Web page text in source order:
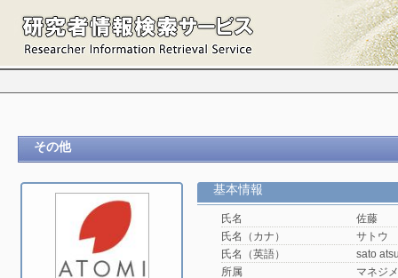
その他
基本情報
氏名
佐藤
氏名（カナ）
サトウ
氏名（英語）
sato
所属
マネジ